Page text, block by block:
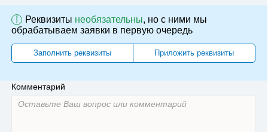
! Реквизиты необязательны, но с ними мы
обрабатываем заявки в первую очередь
Заполнить реквизиты Приложить реквизиты
Комментарий